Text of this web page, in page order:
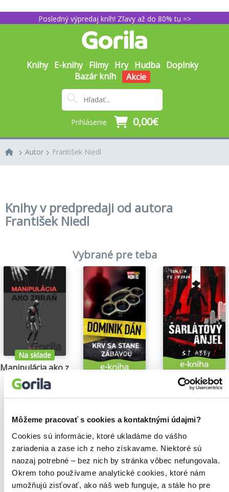
Môžeme pracovať s cookies a kontaktnými údajmi?
Cookies sú informácie, ktoré ukladáme do vášho
zariadenia a zase ich z neho získavame. Niektoré sú
naozaj potrebné – bez nich by stránka vôbec nefungovala.
Okrem toho používame analytické cookies, ktoré nám
umožňujú zisťovať, ako náš web funguje, a stále ho pre
Posledný výpredaj kníh! Zľavy až do 80% tu =>
Knihy E-knihy Filmy Hry Hudba Doplnky
Bazár kníh
Akcie
Prihlásenie 0,00€
Autor František Niedl
Knihy v predpredaji od autora
František Niedl
Vybrané pre teba
Na sklade
Manipulácia ako zbraň
Tomáš Vepi
15,79€ Šarlátový anjel
S.T. Abby
5,84€
Našli sme0titulov
Zoradiť podľa: